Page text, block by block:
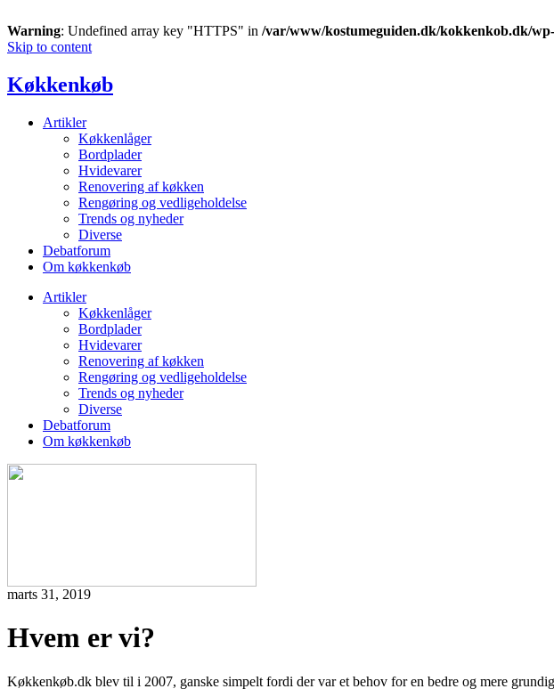
Warning: Undefined array key "HTTPS" in /var/www/kostumeguiden.dk/kokkenkob.dk/
Skip to content
Køkkenkøb
Artikler
Køkkenlåger
Bordplader
Hvidevarer
Renovering af køkken
Rengøring og vedligeholdelse
Trends og nyheder
Diverse
Debatforum
Om køkkenkøb
Artikler
Køkkenlåger
Bordplader
Hvidevarer
Renovering af køkken
Rengøring og vedligeholdelse
Trends og nyheder
Diverse
Debatforum
Om køkkenkøb
marts 31, 2019
Hvem er vi?
Køkkenkøb.dk blev til i 2007, ganske simpelt fordi der var et behov for en bedre og mere